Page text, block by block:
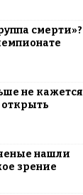
смерти»?
не кажется
нашли
зрение